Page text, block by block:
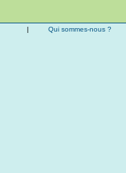
| Qui sommes-nous ?